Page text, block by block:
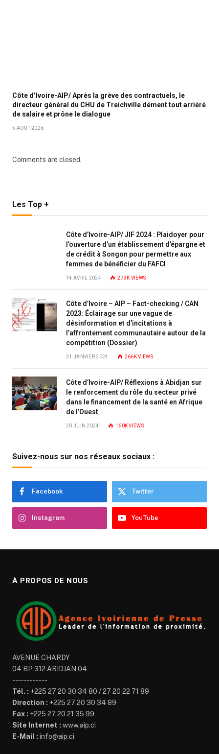
Côte d’Ivoire-AIP/ Après la grève des contractuels, le
directeur général du CHU de Treichville dément tout arriéré
de salaire et prône le dialogue
5 AOÛT 2026
Comments are closed.
Les Top +
Côte d’Ivoire-AIP/ JIF 2024 : Plaidoyer pour
l’ouverture d’un établissement d’épargne et
de crédit à Songon pour permettre aux
femmes de bénéficier du FAFCI
14 AVRIL 2024 273K VIEWS
Côte d’Ivoire – AIP – Fact-checking / CAN
2023: Éclairage sur une vague de
désinformation et d’incitations à
l’affrontement communautaire autour de la
compétition (Dossier)
31 JANVIER 2024 266KVIEWS
Côte d’Ivoire-AIP/ Réflexions à Abidjan sur
le renforcement du rôle du secteur privé
dans le financement de la santé en Afrique
de l’Ouest
20 JUIN 2024 160KVIEWS
Suivez-nous sur nos réseaux sociaux :
Facebook Twitter
Instagram YouTube
À PROPOS DE NOUS
AVENUE CHARDY
04 BP 312 ABIDJAN 04
------------
Tél. : +225 27 20 30 34 80 / 27 20 22 71 89
Direction : +225 27 20 30 34 89
Fax : +225 27 20 21 35 99
Site Internet : www.aip.ci
E-Mail : info@aip.ci